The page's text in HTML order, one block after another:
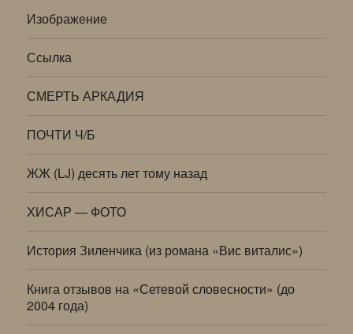
Изображение
Ссылка
СМЕРТЬ АРКАДИЯ
ПОЧТИ Ч/Б
ЖЖ (LJ) десять лет тому назад
ХИСАР — ФОТО
История Зиленчика (из романа «Вис виталис»)
Книга отзывов на «Сетевой словесности» (до
2004 года)